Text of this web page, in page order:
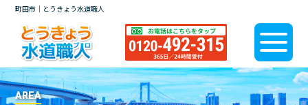
町田市｜とうきょう水道職人
AREA